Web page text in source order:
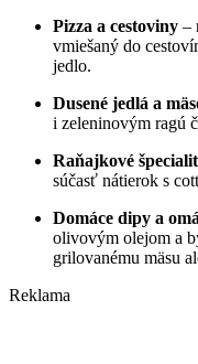
Pizza a cestoviny –
vmiešaný do
jedlo.
Dusené jedlá a
i zeleninovým ragú
Raňajkové
súčasť nátierok s
Domáce dipy a
olivovým olejom a
grilovanému mäsu
Reklama